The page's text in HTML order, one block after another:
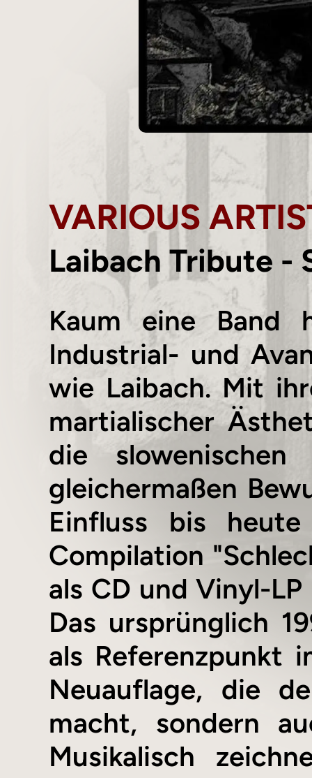
VARIOUS
Laibach Tribute -
Kaum eine Band
Industrial- und
wie Laibach. Mit
martialischer
die
gleichermaßen
Einfluss bis
Compilation
als CD und Vinyl-
Das ursprünglich
als Referenzpunkt
Neuauflage, die
macht, sondern
Musikalisch